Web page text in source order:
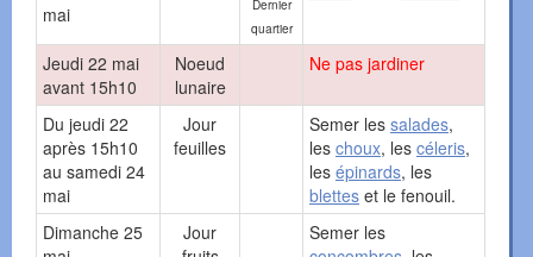
mai
Dernier
quartier
Jeudi 22 mai
avant 15h10
Noeud
lunaire
Ne pas jardiner
Du jeudi 22
après 15h10
au samedi 24
mai
Jour
feuilles
Semer les salades,
les choux, les céleris,
les épinards, les
blettes et le fenouil.
Dimanche 25
Jour
Semer les